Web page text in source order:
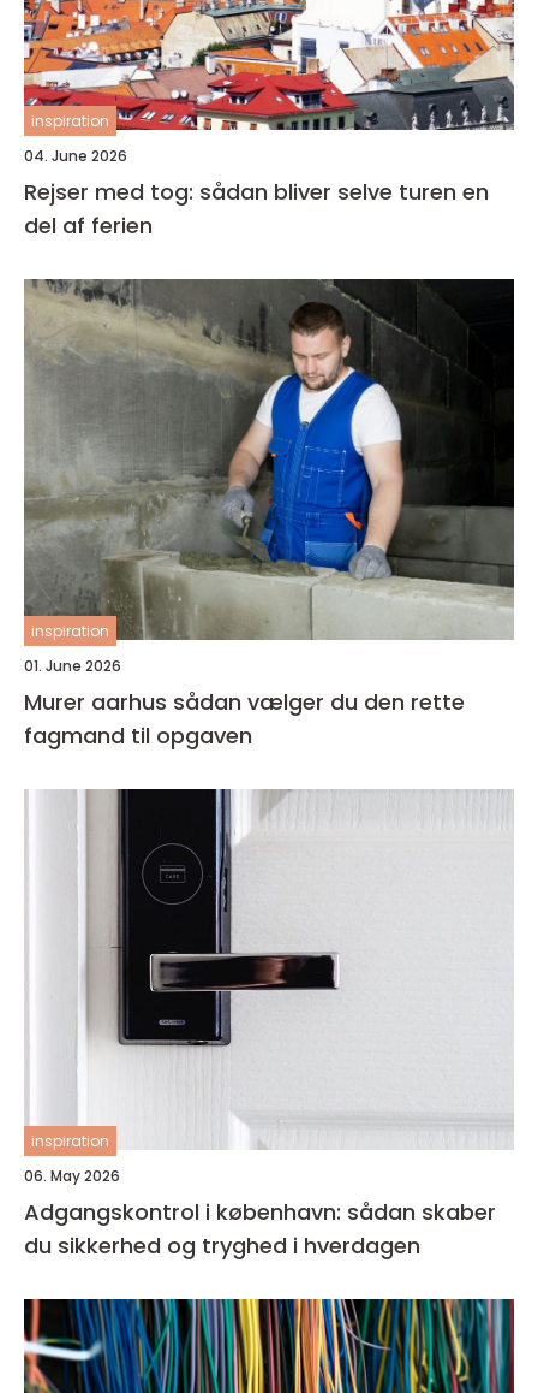
inspiration
04. June 2026
Rejser med tog: sådan bliver selve turen en
del af ferien
inspiration
01. June 2026
Murer aarhus sådan vælger du den rette
fagmand til opgaven
inspiration
06. May 2026
Adgangskontrol i københavn: sådan skaber
du sikkerhed og tryghed i hverdagen